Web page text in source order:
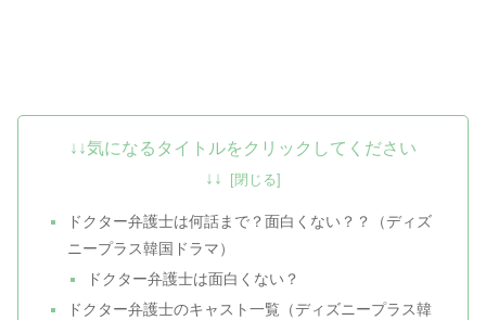
↓↓気になるタイトルをクリックしてください
↓↓
ドクター弁護士は何話まで？面白くない？？（ディズ
ニープラス韓国ドラマ）
ドクター弁護士は面白くない？
ドクター弁護士のキャスト一覧（ディズニープラス韓